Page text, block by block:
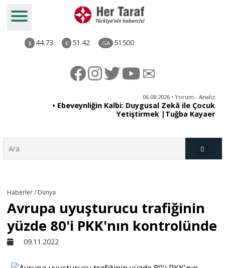
$ 44.73 € 51.42 GA 51500
06.08.2026 • Yorum - Analiz
• Ebeveynliğin Kalbi: Duygusal Zekâ ile Çocuk
Yetiştirmek |Tuğba Kayaer
Haberler / Dünya
Avrupa uyuşturucu trafiğinin
yüzde 80'i PKK'nın kontrolünde
09.11.2022